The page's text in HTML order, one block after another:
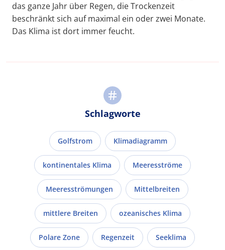
das ganze Jahr über Regen, die Trockenzeit
beschränkt sich auf maximal ein oder zwei Monate.
Das Klima ist dort immer feucht.
Schlagworte
Golfstrom Klimadiagramm
kontinentales Klima Meeresströme
Meeresströmungen Mittelbreiten
mittlere Breiten ozeanisches Klima
Polare Zone Regenzeit Seeklima